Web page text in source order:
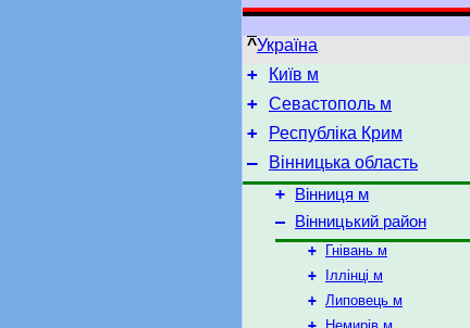
^Україна
+ Київ м
+ Севастополь м
+ Республіка Крим
–
Вінницька область
+
Вінниця м
– Вінницький район
+
Гнівань м
+
Іллінці м
+ Липовець м